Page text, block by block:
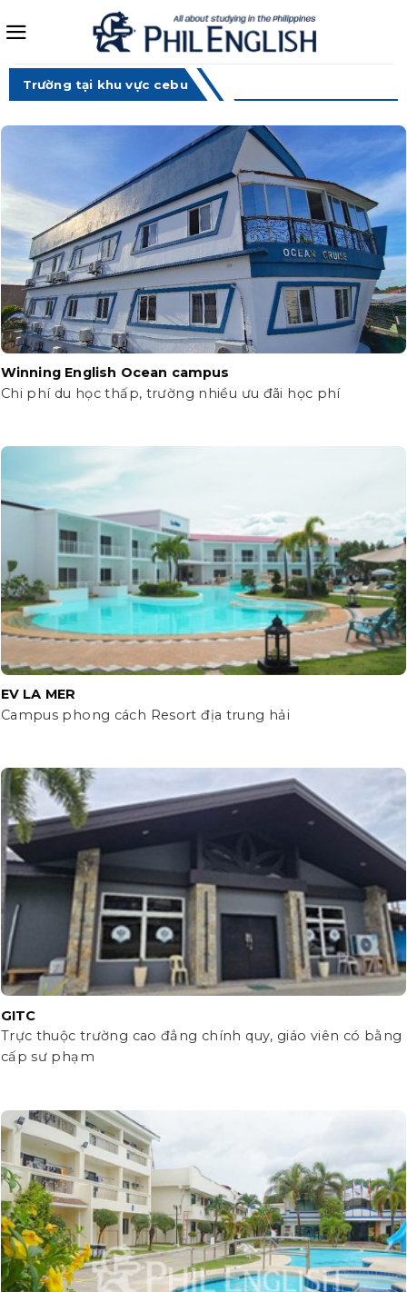
qua
dungTrường tại khu vực cebu
Winning English Ocean campus
Chi phí du học thấp, trường nhiều ưu đãi học phí
EV LA MER
Campus phong cách Resort địa trung hải
GITC
Trực thuộc trường cao đẳng chính quy, giáo viên có bằng
cấp sư phạm